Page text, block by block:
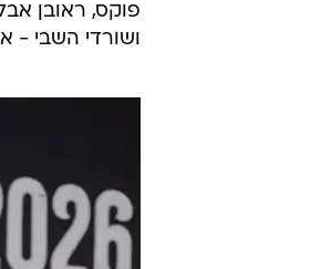
פוקס, ראובן
ושורדי השבי -